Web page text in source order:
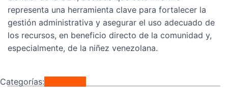
representa una herramienta clave para fortalecer la
gestión administrativa y asegurar el uso adecuado de
los recursos, en beneficio directo de la comunidad y,
especialmente, de la niñez venezolana.
Categorías: